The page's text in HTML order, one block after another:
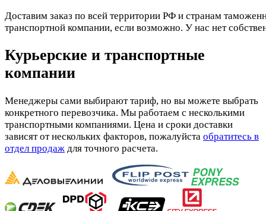
Доставим заказ по всей территории РФ и странам
транспортной компании, если возможно. У нас нет
Курьерские и транспортные
компании
Менеджеры сами выбирают тариф, но вы можете выбрать
конкретного перевозчика. Мы работаем с несколькими
транспортными компаниями. Цена и сроки доставки
зависят от нескольких факторов, пожалуйста обратитесь в
отдел продаж для точного расчета.